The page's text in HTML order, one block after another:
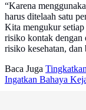
“Karena
harus ditelaah satu
Kita mengukur
risiko kontak dengan
risiko kesehatan,
Baca Juga
Ingatkan Bahaya